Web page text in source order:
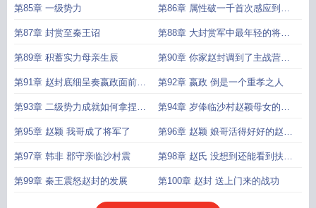
第85章 一级势力 第86章 属性破一千首次感应到天
地灵气
第87章 封赏至秦王诏 第88章 大封赏军中最年轻的将军
求订阅
第89章 积蓄实力母亲生辰 第90章 你家赵封调到了主战营霸
道嬴政
第91章 赵封底细呈奏嬴政面前新
年快乐
第92章 嬴政 倒是一个重孝之人
第93章 二级势力成就如何拿捏嬴
政
第94章 岁俸临沙村赵颖母女的期
待
第95章 赵颖 我哥成了将军了 第96章 赵颖 娘哥活得好好的赵氏
震惊
第97章 韩非 郡守亲临沙村震 第98章 赵氏 没想到还能看到扶苏
有你真是
第99章 秦王震怒赵封的发展 第100章 赵封 送上门来的战功